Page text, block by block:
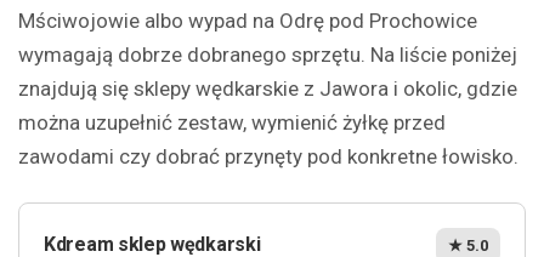
Mściwojowie albo wypad na Odrę pod Prochowice
wymagają dobrze dobranego sprzętu. Na liście poniżej
znajdują się sklepy wędkarskie z Jawora i okolic, gdzie
można uzupełnić zestaw, wymienić żyłkę przed
zawodami czy dobrać przynęty pod konkretne łowisko.
Kdream sklep wędkarski ★ 5.0